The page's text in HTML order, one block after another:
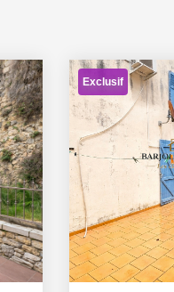
Exclusif